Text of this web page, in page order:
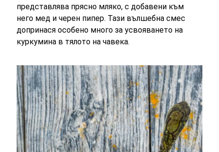
представлява прясно мляко, с добавени към
него мед и черен пипер. Тази вълшебна смес
допринася особено много за усвояването на
куркумина в тялото на чавека.